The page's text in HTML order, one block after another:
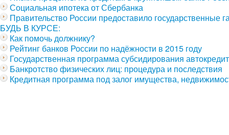
Социальная ипотека от Сбербанка
Правительство России предоставило государственные
БУДЬ В КУРСЕ:
Как помочь должнику?
Рейтинг банков России по надёжности в 2015 году
Государственная программа субсидирования
Банкротство физических лиц: процедура и последствия
Кредитная программа под залог имущества,